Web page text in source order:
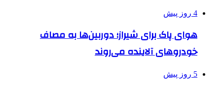
4 روز پیش
هوای پاک برای شیراز؛ دوربین‌ها به مصاف
خودروهای آلاینده می‌روند
5 روز پیش